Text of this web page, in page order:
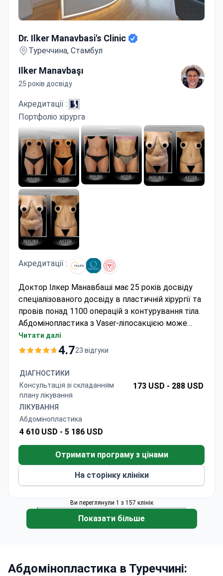
Dr. Ilker Manavbasi's Clinic
Туреччина, Стамбул
Ilker Manavbaşı
25 років досвіду
Акредитації :
Портфоліо хірурга
Акредитації :
Доктор Ілкер Манавбаші має 25 років досвіду
спеціалізованого досвіду в пластичній хірургії та
провів понад 1100 операцій з контурування тіла.
Абдомінопластика з Vaser-ліпосакцією може
коштувати близько 5290 доларів – зазвичай це
покриває процедуру, компресійний корсет,
готелі. Пакет Fleur Delis за 8820 доларів включає
2 ночі в лікарні та розширені можливості
скульптурування. Доктор Манавбаші заснував
Дослідницьку групу пластичних хірургів
Туреччини та розробив дві визнані техніки
ринопластики.
Читати далі
4.723 відгуки
ДІАГНОСТИКИ
Консультація зі складанням
плану лікування
173 USD - 288 USD
ЛІКУВАННЯ
Абдомінопластика
4 610 USD - 5 186 USD
Отримати програму з цінами
На сторінку клініки
Ви переглянули 1 з 157 клінік
Показати більше
Абдомінопластика в Туреччині: